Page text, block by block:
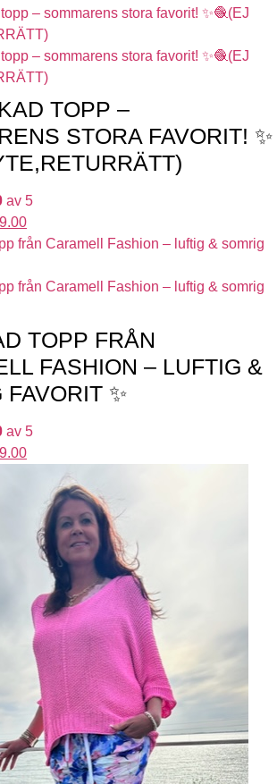
TOPP –
STORA FAVORIT! ✨
av 5
TOPP FRÅN
FASHION – LUFTIG &
✨
av 5